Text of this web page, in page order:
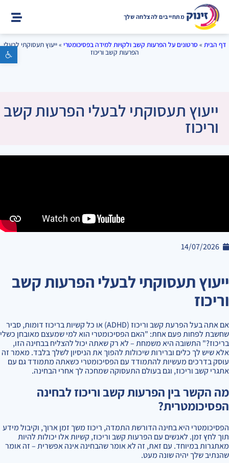
פתח סרגל נגישות
מתחייבים להצלחה שלך
דף הבית »סרטונים על הפרעות קשב ולקויות למידה בפסיכומטרי »ייעוץ תעסוקתי לבעלי
הפרעות קשב וריכוז
ייעוץ תעסוקתי לבעלי הפרעות קשב
וריכוז
14/07/2026
ייעוץ תעסוקתי לבעלי הפרעות קשב
וריכוז
אם אתה בעל הפרעת קשב וריכוז (ADHD) או כל קשיות בריכוז דומות, סביר
שחשבת לפחות פעם אחת: "האם הפסיכומטרי הוא למי שמעצם מאובחן כשלי
בריכוז?" התשובה היא משמחת – לא רק שאתה יכול להצליח בבחינה הזו,
אלא שיש לך כלים וברירות שיכולות להפוך את הניסיון לשלך בלבד. מאמר זה
עוסק בדרכים מעשיות להתמודד עם הפסיכומטרי כשאתה מתמודד גם עם
אתגרי קשב וריכוז, וגם בעולם התעסוקה שמחכה לך אחרי הבחינה.
מה הקשר בין הפרעות קשב וריכוז לבחינה
הפסיכומטרית?
הפסיכומטרי היא בחינה הדורשת התמדה, ריכוז משך זמן ארוך, וקיבול מידע
תוך לחץ זמן. לאנשים עם הפרעות קשב וריכוז, קשיות אלו יכולות להיות
מאתגרות במיוחד. עם זאת, זה לא אומר שהבחינה אינה אפשרית – זה אומר
שהנתיב שלך יהיה שונה מעט.